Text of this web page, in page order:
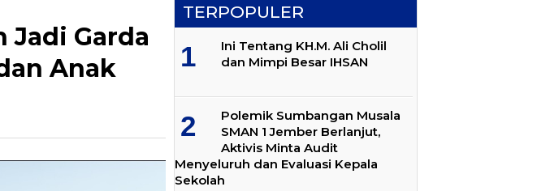
Jadi Garda
Anak
TERPOPULER
Ini Tentang KH.M. Ali Cholil
dan Mimpi Besar IHSAN
Polemik Sumbangan Musala
SMAN 1 Jember Berlanjut,
Aktivis Minta Audit
Menyeluruh dan Evaluasi Kepala
Sekolah